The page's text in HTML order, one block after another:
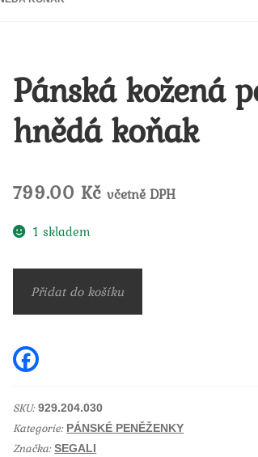
Pánská kožená
hnědá koňak
799.00 Kč včetně DPH
1 skladem
kožená
Segali
hnědá
množství
Přidat do košíku
b
o
o
k
SKU:929.204.030
Kategorie: PÁNSKÉ PENĚŽENKY
Značka:SEGALI